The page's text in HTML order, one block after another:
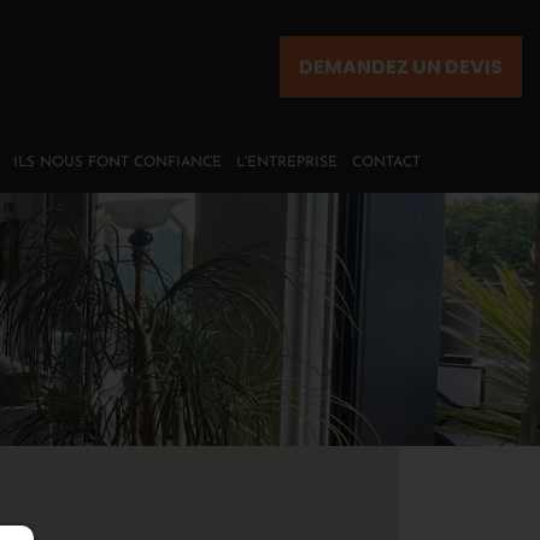
ILS NOUS FONT CONFIANCE L'ENTREPRISE CONTACT
DEMANDEZ UN DEVIS